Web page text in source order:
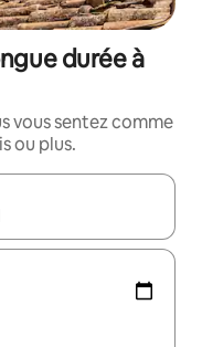
durée à
vous sentez comme
ou plus.
les flèches vers le